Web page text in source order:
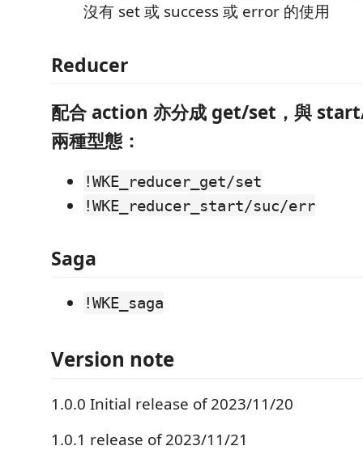
沒有 set 或 success 或 error 的使用
Reducer
配合 action 亦分成 get/set，與
兩種型態：
!WKE_reducer_get/set
!WKE_reducer_start/suc/err
Saga
!WKE_saga
Version note
1.0.0 Initial release of 2023/11/20
1.0.1 release of 2023/11/21